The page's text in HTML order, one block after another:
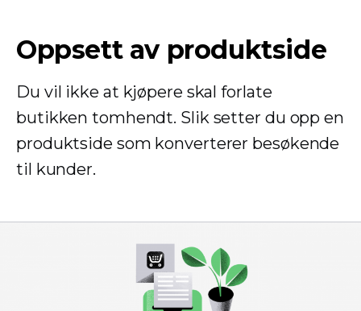
Oppsett av produktside
Du vil ikke at kjøpere skal forlate
butikken tomhendt. Slik setter du opp en
produktside som konverterer besøkende
til kunder.